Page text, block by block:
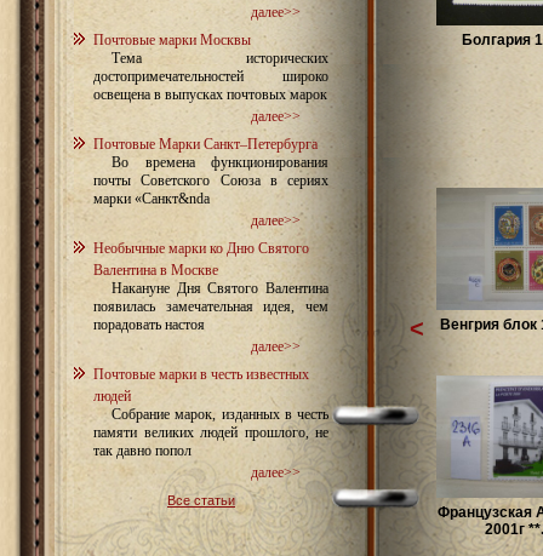
далее>>
Почтовые марки Москвы
Тема исторических
достопримечательностей широко
освещена в выпусках почтовых марок
далее>>
Почтовые Марки Санкт–Петербурга
Во времена функционирования
почты Советского Союза в сериях
марки «Санкт&nda
далее>>
Необычные марки ко Дню Святого
Валентина в Москве
Накануне Дня Святого Валентина
появилась замечательная идея, чем
порадовать настоя
далее>>
Почтовые марки в честь известных
людей
Собрание марок, изданных в честь
памяти великих людей прошлого, не
так давно попол
далее>>
Все статьи
Болгария
Венгрия блок
Французская
2001г
<